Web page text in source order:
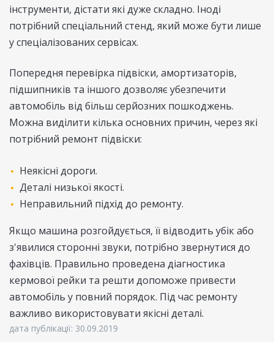
інструменти, дістати які дуже складно. Іноді
потрібний спеціальний стенд, який може бути лише
у спеціалізованих сервісах.
Попередня перевірка підвіски, амортизаторів,
підшипників та іншого дозволяє убезпечити
автомобіль від більш серйозних пошкоджень.
Можна виділити кілька основних причин, через які
потрібний ремонт підвіски:
Неякісні дороги.
Деталі низької якості.
Неправильний підхід до ремонту.
Якщо машина розгойдується, її відводить убік або
з'явилися сторонні звуки, потрібно звернутися до
фахівців. Правильно проведена діагностика
кермової рейки та решти допоможе привести
автомобіль у повний порядок. Під час ремонту
важливо використовувати якісні деталі.
дата публікації: 30.09.2019